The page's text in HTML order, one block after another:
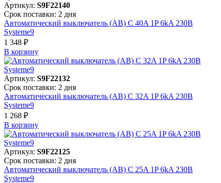
Артикул: S9F22140
Срок поставки: 2 дня
Автоматический выключатель (АВ) C 40A 1P 6kA 230В
Systeme9
1 348 ₽
В корзинy
Артикул: S9F22132
Срок поставки: 2 дня
Автоматический выключатель (АВ) C 32A 1P 6kA 230В
Systeme9
1 268 ₽
В корзинy
Артикул: S9F22125
Срок поставки: 2 дня
Автоматический выключатель (АВ) C 25A 1P 6kA 230В
Systeme9